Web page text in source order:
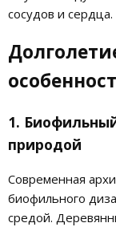
сосудов и сердца.
1.
природой
Современная
биофильного
средой.